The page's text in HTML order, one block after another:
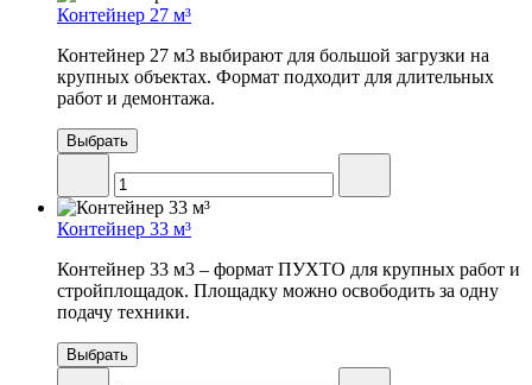
Контейнер 27 м³
Контейнер 27 м3 выбирают для большой загрузки на
крупных объектах. Формат подходит для длительных
работ и демонтажа.
Выбрать
Контейнер 33 м³
Контейнер 33 м3 – формат ПУХТО для крупных работ и
стройплощадок. Площадку можно освободить за одну
подачу техники.
Выбрать